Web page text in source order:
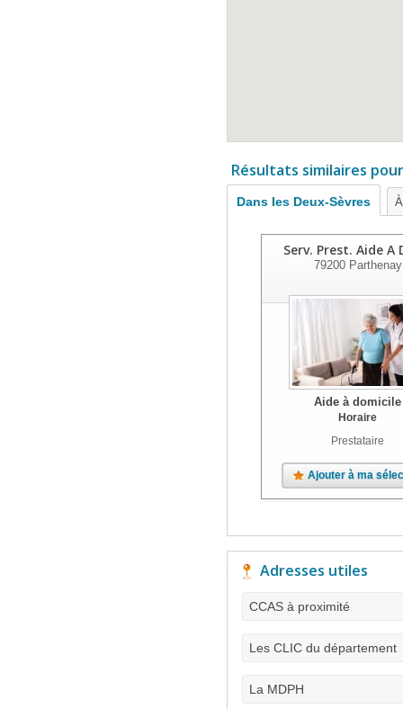
Résultats similaires
Dans les Deux-Sèvres
Serv. Prest. Aide A
79200Parthenay
Aide à domicile
Horaire
Prestataire
Ajouter à ma
Adresses utiles
CCAS à proximité
Les CLIC du département
La MDPH